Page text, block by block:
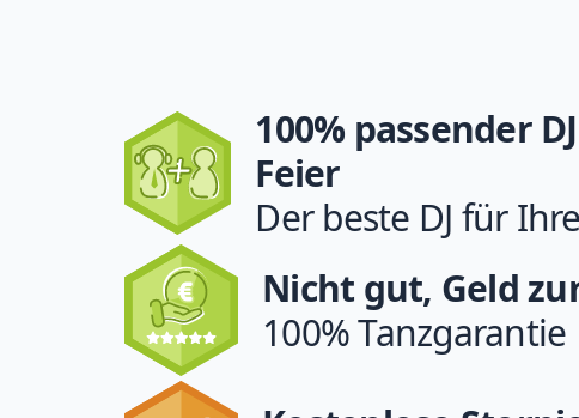
100% passender
Feier
Der beste DJ für
Nicht gut, Geld
100% Tanzgarantie